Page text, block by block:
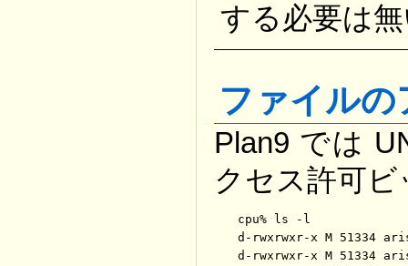
する必要は
ファイル
Plan9 では
クセス許可
cpu% ls -l
d-rwxrwxr-x M 51334
d-rwxrwxr-x M 51334